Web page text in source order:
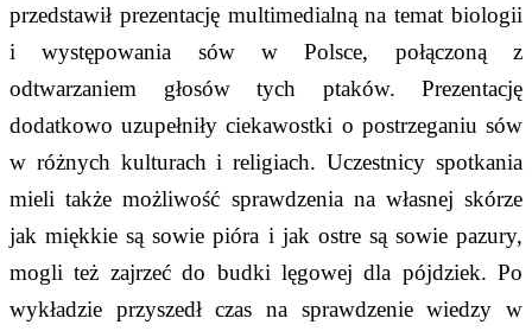
przedstawił prezentację multimedialną na temat biologii
i występowania sów w Polsce, połączoną z
odtwarzaniem głosów tych ptaków. Prezentację
dodatkowo uzupełniły ciekawostki o postrzeganiu sów
w różnych kulturach i religiach. Uczestnicy spotkania
mieli także możliwość sprawdzenia na własnej skórze
jak miękkie są sowie pióra i jak ostre są sowie pazury,
mogli też zajrzeć do budki lęgowej dla pójdziek. Po
wykładzie przyszedł czas na sprawdzenie wiedzy w